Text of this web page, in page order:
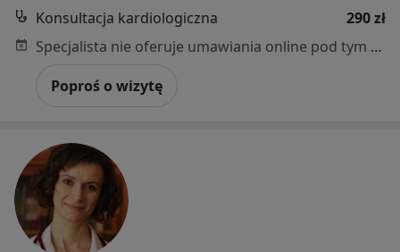
Konsultacja kardiologiczna
290 zł
Specjalista nie oferuje umawiania online pod tym adresem.
Poproś o wizytę